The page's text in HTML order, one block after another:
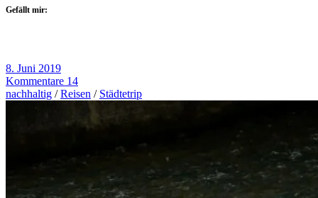
Gefällt mir:
8. Juni 2019
Kommentare 14
nachhaltig /Reisen / Städtetrip